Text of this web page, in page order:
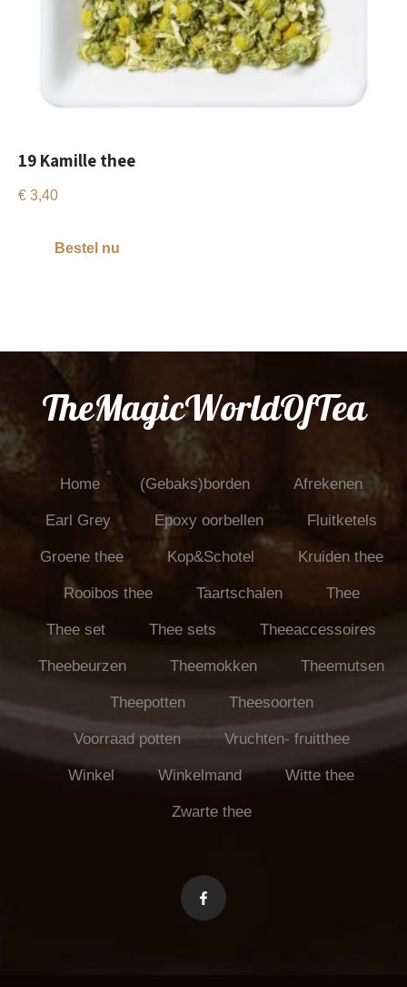
19 Kamille thee
€ 3,40
Bestel nu
TheMagicWorldOfTea
Home (Gebaks)borden Afrekenen
Earl Grey Epoxy oorbellen Fluitketels
Groene thee Kop&Schotel Kruiden thee
Rooibos thee Taartschalen Thee
Thee set Thee sets Theeaccessoires
Theebeurzen Theemokken Theemutsen
Theepotten Theesoorten
Voorraad potten Vruchten- fruitthee
Winkel Winkelmand Witte thee
Zwarte thee